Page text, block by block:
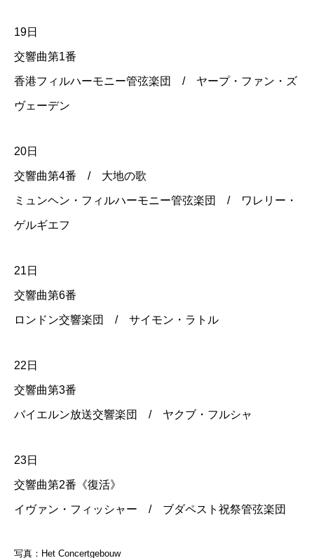
19日
交響曲第1番
香港フィルハーモニー管弦楽団 / ヤープ・ファン・ズ
ヴェーデン
20日
交響曲第4番 / 大地の歌
ミュンヘン・フィルハーモニー管弦楽団 / ワレリー・
ゲルギエフ
21日
交響曲第6番
ロンドン交響楽団 / サイモン・ラトル
22日
交響曲第3番
バイエルン放送交響楽団 / ヤクブ・フルシャ
23日
交響曲第2番《復活》
イヴァン・フィッシャー / ブダペスト祝祭管弦楽団
写真：Het Concertgebouw